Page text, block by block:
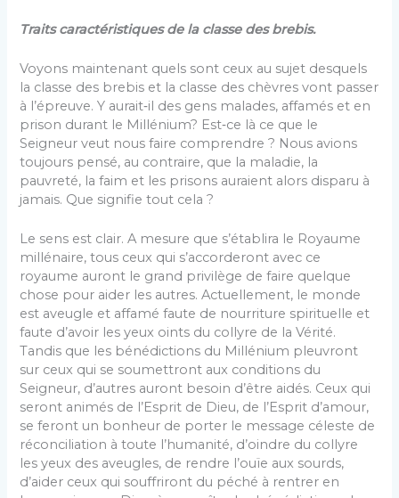
Traits caractéristiques de la classe des brebis.
Voyons maintenant quels sont ceux au sujet desquels
la classe des brebis et la classe des chèvres vont passer
à l’épreuve. Y aurait‑il des gens malades, affamés et en
prison durant le Millénium? Est‑ce là ce que le
Seigneur veut nous faire comprendre ? Nous avions
toujours pensé, au contraire, que la maladie, la
pauvreté, la faim et les prisons auraient alors disparu à
jamais. Que signifie tout cela ?
Le sens est clair. A mesure que s’établira le Royaume
millénaire, tous ceux qui s’accorderont avec ce
royaume auront le grand privilège de faire quelque
chose pour aider les autres. Actuellement, le monde
est aveugle et affamé faute de nourriture spirituelle et
faute d’avoir les yeux oints du colly­re de la Vérité.
Tandis que les bénédictions du Millénium pleuvront
sur ceux qui se soumettront aux conditions du
Seigneur, d’autres auront besoin d’être aidés. Ceux qui
seront animés de l’Esprit de Dieu, de l’Esprit d’amour,
se feront un bonheur de porter le message céleste de
réconciliation à toute l’humanité, d’oindre du collyre
les yeux des aveu­gles, de rendre l’ouïe aux sourds,
d’aider ceux qui souffriront du péché à rentrer en